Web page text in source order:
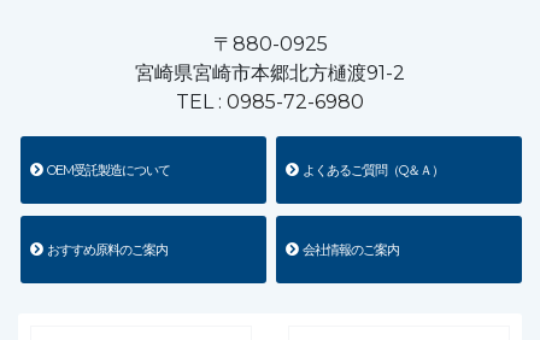
〒880-0925
宮崎県宮崎市本郷北方樋渡91-2
TEL : 0985-72-6980
OEM受託製造について よくあるご質問（Q＆Ａ）
おすすめ原料のご案内 会社情報のご案内